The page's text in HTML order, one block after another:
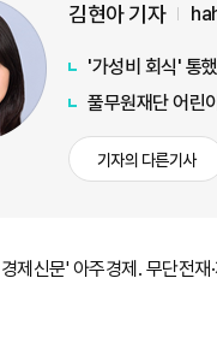
김현아 기자
'가성비 회식' 통
풀무원재단 어린
기자의 다른기사
제신문' 아주경제. 무단전재